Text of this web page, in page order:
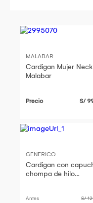
MALABAR
Cardigan Mujer Neck
Malabar
Precio S/
GENERICO
Cardigan con
chompa de hilo
Antes S/